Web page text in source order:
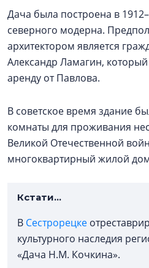
Дача была построена в
северного модерна.
архитектором является
Александр Ламагин,
аренду от Павлова.
В советское время здание
комнаты для проживания
Великой Отечественной
многоквартирный жилой
Кстати...
В Сестрорецке
культурного наследия
«Дача Н.М. Кочкина».